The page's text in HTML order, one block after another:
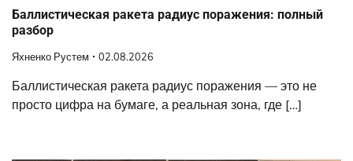
Баллистическая ракета радиус поражения: полный
разбор
Яхненко Рустем 02.08.2026
Баллистическая ракета радиус поражения — это не
просто цифра на бумаге, а реальная зона, где […]